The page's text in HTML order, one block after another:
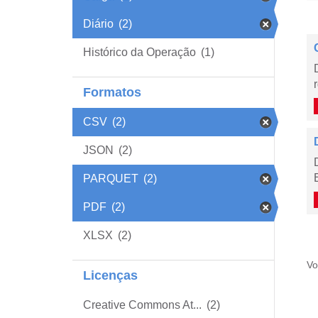
Diário (2)
Histórico da Operação (1)
Formatos
CSV (2)
JSON (2)
PARQUET (2)
PDF (2)
XLSX (2)
Licenças
Creative Commons At... (2)